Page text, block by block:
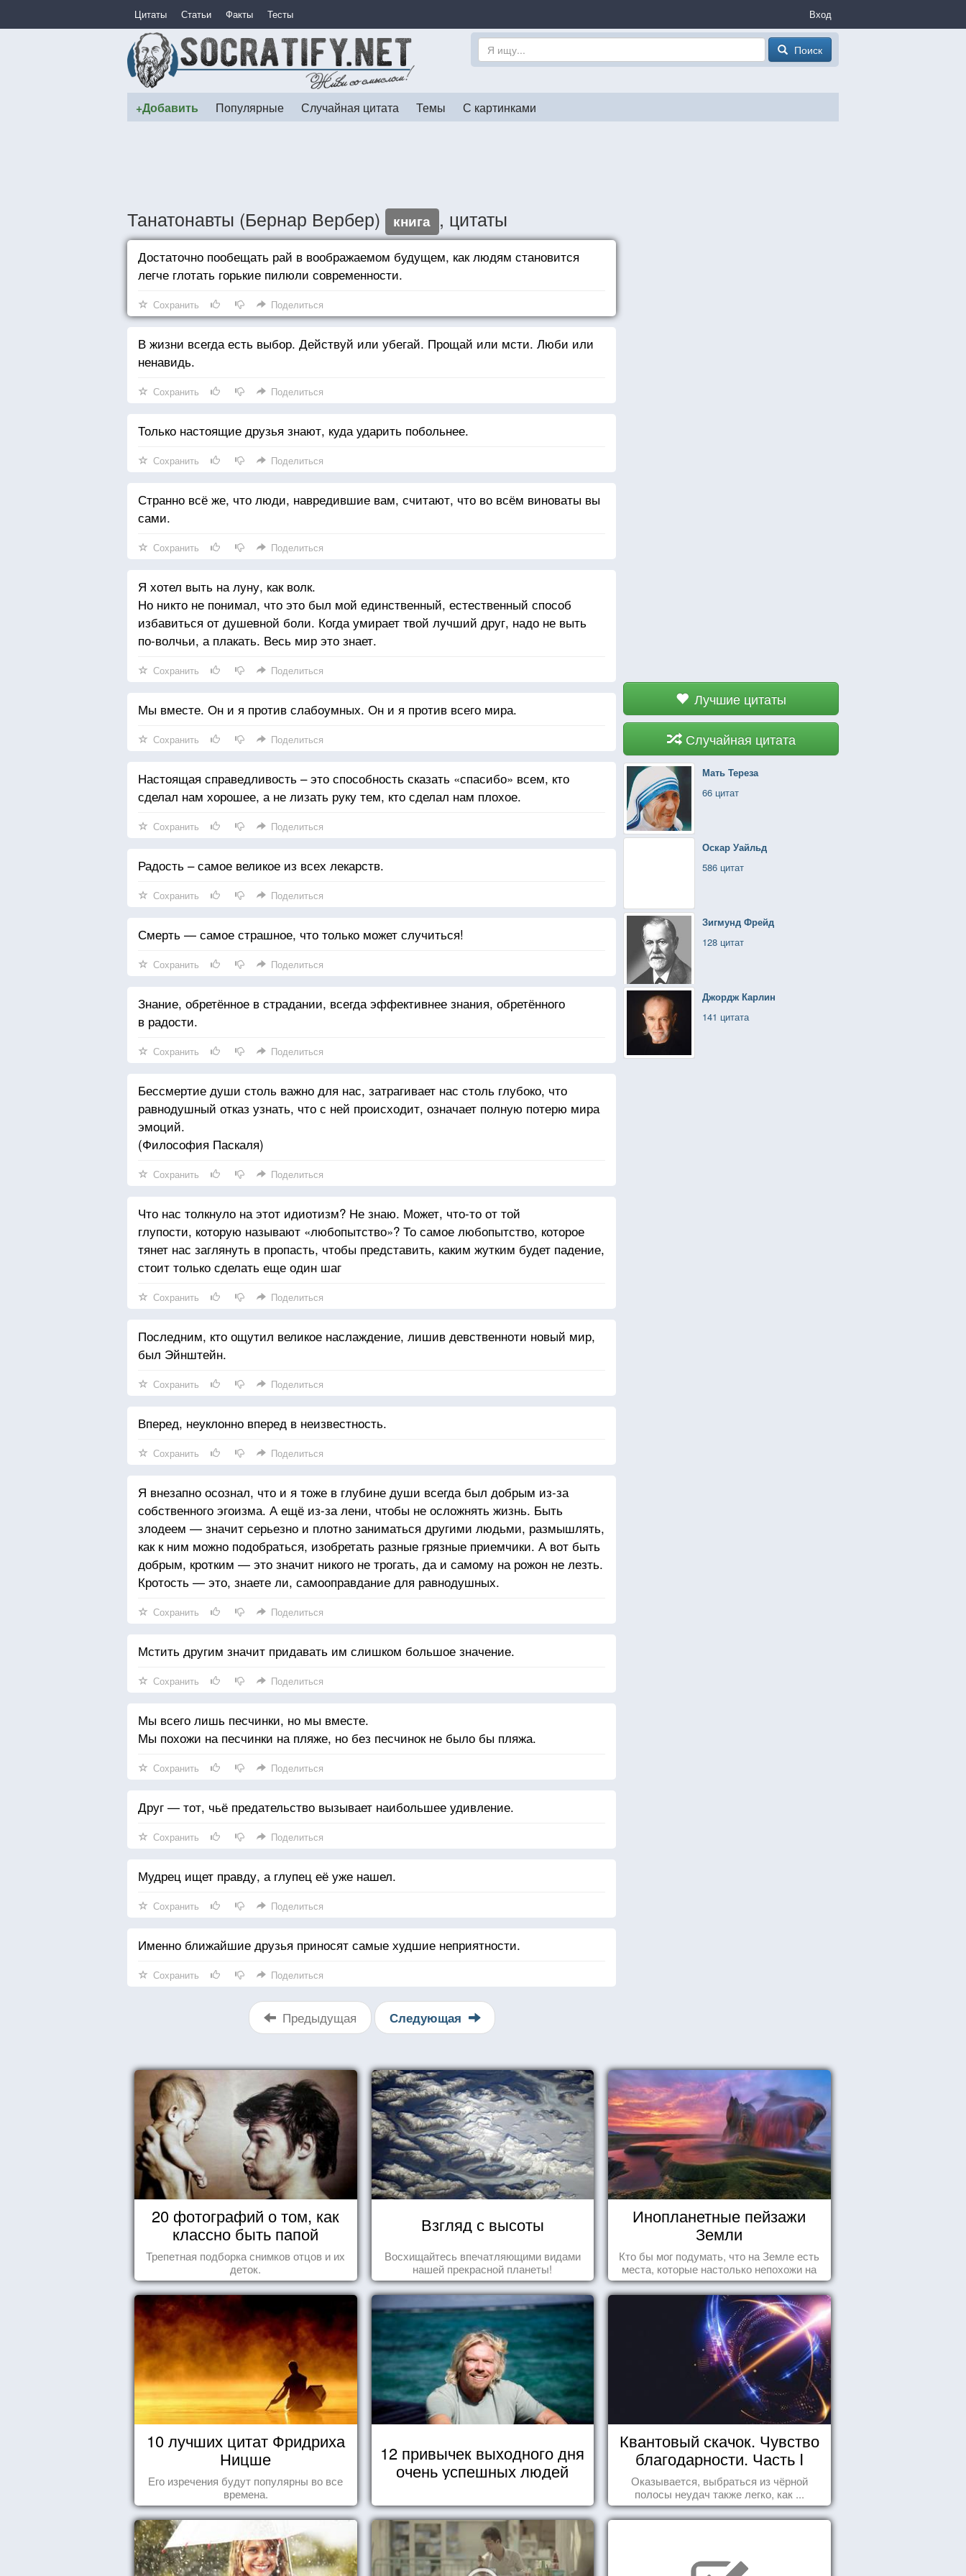
Цитаты Статьи Факты Тесты Вход
Поиск
+Добавить Популярные Случайная цитата Темы С картинками
Танатонавты (Бернар Вербер) книга , цитаты
Лучшие цитаты
Случайная цитата
Мать Тереза
66 цитат
Оскар Уайльд
586 цитат
Зигмунд Фрейд
128 цитат
Джордж Карлин
141 цитата
Достаточно пообещать рай в воображаемом будущем, как людям становится
легче глотать горькие пилюли современности.
Сохранить Поделиться
В жизни всегда есть выбор. Действуй или убегай. Прощай или мсти. Люби или
ненавидь.
Сохранить Поделиться
Только настоящие друзья знают, куда ударить побольнее.
Сохранить Поделиться
Странно всё же, что люди, навредившие вам, считают, что во всём виноваты вы
сами.
Сохранить Поделиться
Я хотел выть на луну, как волк.
Но никто не понимал, что это был мой единственный, естественный способ
избавиться от душевной боли. Когда умирает твой лучший друг, надо не выть
по-волчьи, а плакать. Весь мир это знает.
Сохранить Поделиться
Мы вместе. Он и я против слабоумных. Он и я против всего мира.
Сохранить Поделиться
Настоящая справедливость – это способность сказать «спасибо» всем, кто
сделал нам хорошее, а не лизать руку тем, кто сделал нам плохое.
Сохранить Поделиться
Радость – самое великое из всех лекарств.
Сохранить Поделиться
Смерть — самое страшное, что только может случиться!
Сохранить Поделиться
Знание, обретённое в страдании, всегда эффективнее знания, обретённого
в радости.
Сохранить Поделиться
Бессмертие души столь важно для нас, затрагивает нас столь глубоко, что
равнодушный отказ узнать, что с ней происходит, означает полную потерю мира
эмоций.
(Философия Паскаля)
Сохранить Поделиться
Что нас толкнуло на этот идиотизм? Не знаю. Может, что-то от той
глупости, которую называют «любопытство»? То самое любопытство, которое
тянет нас заглянуть в пропасть, чтобы представить, каким жутким будет падение,
стоит только сделать еще один шаг
Сохранить Поделиться
Последним, кто ощутил великое наслаждение, лишив девственноти новый мир,
был Эйнштейн.
Сохранить Поделиться
Вперед, неуклонно вперед в неизвестность.
Сохранить Поделиться
Я внезапно осознал, что и я тоже в глубине души всегда был добрым из-за
собственного эгоизма. А ещё из-за лени, чтобы не осложнять жизнь. Быть
злодеем — значит серьезно и плотно заниматься другими людьми, размышлять,
как к ним можно подобраться, изобретать разные грязные приемчики. А вот быть
добрым, кротким — это значит никого не трогать, да и самому на рожон не лезть.
Кротость — это, знаете ли, самооправдание для равнодушных.
Сохранить Поделиться
Мстить другим значит придавать им слишком большое значение.
Сохранить Поделиться
Мы всего лишь песчинки, но мы вместе.
Мы похожи на песчинки на пляже, но без песчинок не было бы пляжа.
Сохранить Поделиться
Друг — тот, чьё предательство вызывает наибольшее удивление.
Сохранить Поделиться
Мудрец ищет правду, а глупец её уже нашел.
Сохранить Поделиться
Именно ближайшие друзья приносят самые худшие неприятности.
Сохранить Поделиться
Предыдущая Следующая
20 фотографий о том, как
классно быть папой
Трепетная подборка снимков отцов и их
деток.
Взгляд с высоты
Восхищайтесь впечатляющими видами
нашей прекрасной планеты!
Инопланетные пейзажи
Земли
Кто бы мог подумать, что на Земле есть
места, которые настолько непохожи на
привычные для человечества пейзажи,
что кажутся и вовсе инопланетными!
10 лучших цитат Фридриха
Ницше
Его изречения будут популярны во все
времена.
12 привычек выходного дня
очень успешных людей
Квантовый скачок. Чувство
благодарности. Часть I
Оказывается, выбраться из чёрной
полосы неудач также легко, как ...